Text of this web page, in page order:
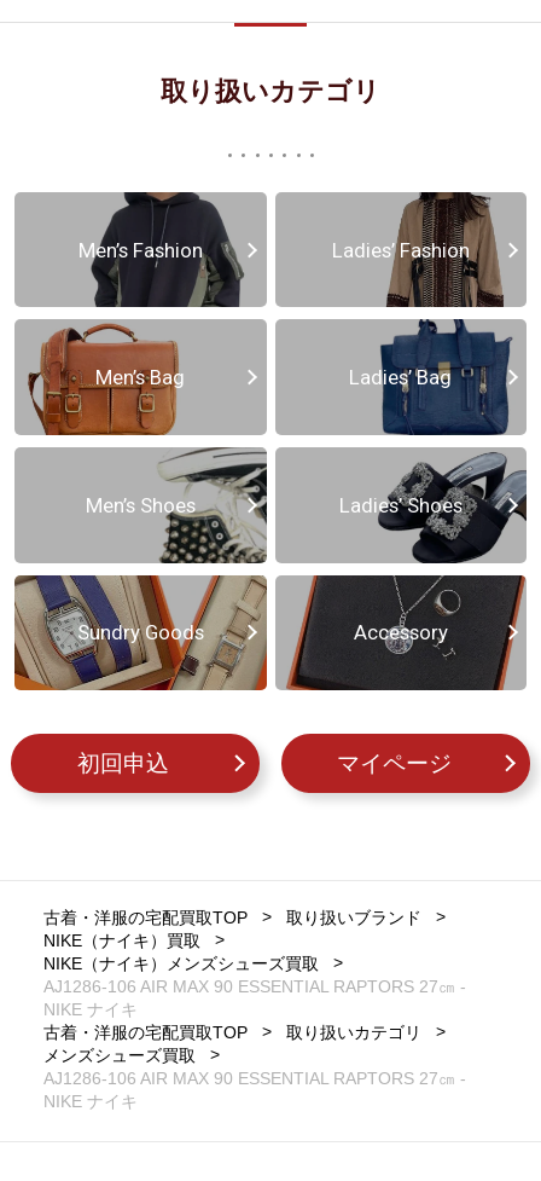
取り扱いカテゴリ
Men’s Fashion Ladies’ Fashion
Men’s Bag Ladies’ Bag
Men’s Shoes Ladies’ Shoes
Sundry Goods Accessory
初回申込 マイページ
古着・洋服の宅配買取TOP
取り扱いブランド
NIKE（ナイキ）買取
NIKE（ナイキ）メンズシューズ買取
AJ1286-106 AIR MAX 90 ESSENTIAL RAPTORS 27㎝ -
NIKE ナイキ
古着・洋服の宅配買取TOP
取り扱いカテゴリ
メンズシューズ買取
AJ1286-106 AIR MAX 90 ESSENTIAL RAPTORS 27㎝ -
NIKE ナイキ